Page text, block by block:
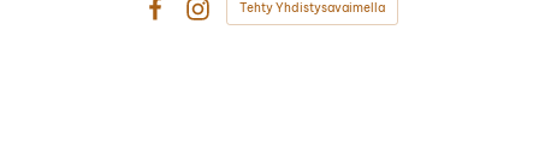
Tehty Yhdistysavaimella